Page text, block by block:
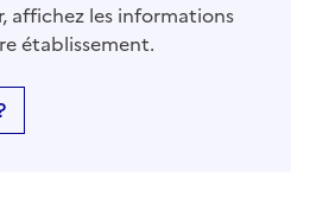
affichez les informations
établissement.